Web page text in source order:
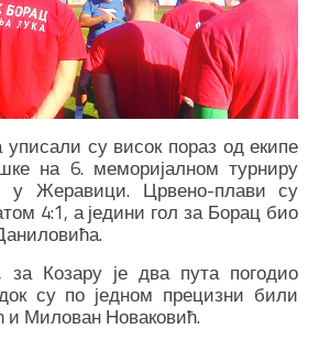
су висок пораз од екипе
на 6. меморијалном турниру
у Жеравици. Црвено-плави су
4:1, а једини гол за Борац био
за Козару је два пута погодио
су по једном прецизни били
Милован Новаковић.